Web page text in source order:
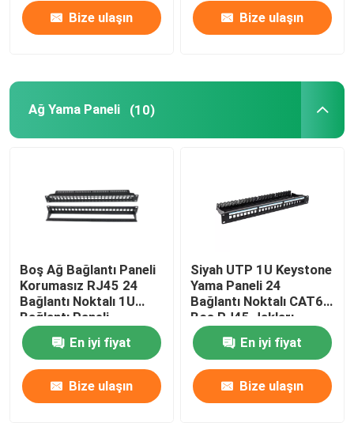
Bize ulaşın Bize ulaşın
Ağ Yama Paneli (10)
Boş Ağ Bağlantı Paneli
Korumasız RJ45 24
Bağlantı Noktalı 1U
Bağlantı Paneli
En iyi fiyat
Bize ulaşın
Siyah UTP 1U Keystone
Yama Paneli 24
Bağlantı Noktalı CAT6
Boş RJ45 Jakları
En iyi fiyat
Bize ulaşın